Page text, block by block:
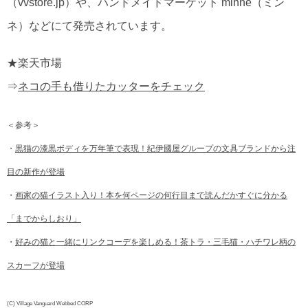
ネ）などにて発売されています。
★楽天市場
⇒ネコの手も借りたカッターをチェック
＜参考＞
・ 黒猫の漆黒ボディを万年筆で表現！紀伊國屋グループの文具ブランドから注
目の新作が登場
・ 画家の猫イラスト入り！本を何ページの何行目まで読んだかすぐに分かる
「までからしおり」
・ 好みの猫と一緒にリンクコーデを楽しめる！茶トラ・三毛猫・ハチワレ柄の
スカーフが登場
(C) Village Vanguard Webbed CORP